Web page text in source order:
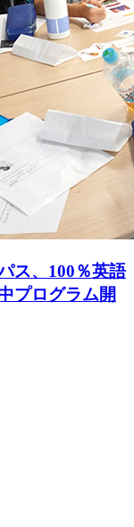
ス、100％英語
プログラム開